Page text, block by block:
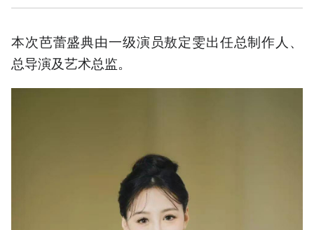
本次芭蕾盛典由一级演员敖定雯出任总制作人、
总导演及艺术总监。